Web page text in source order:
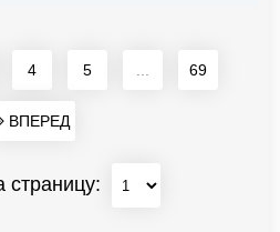
4 5 ... 69
ВПЕРЕД
страницу: